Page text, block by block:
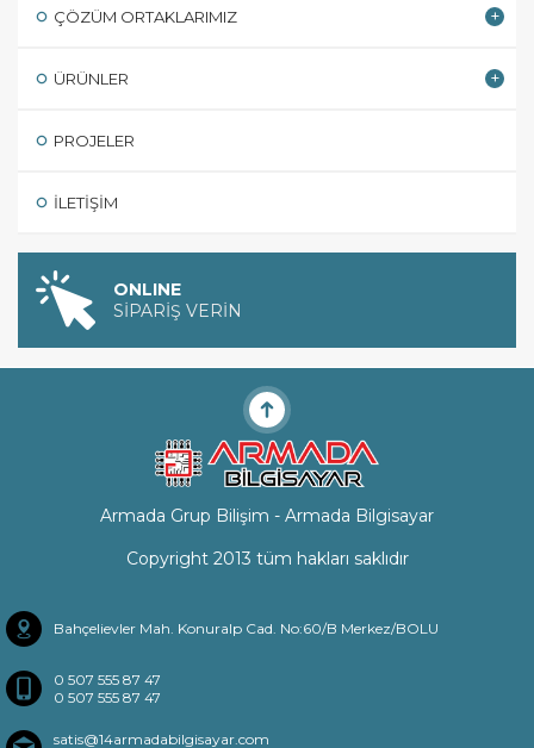
ÇÖZÜM ORTAKLARIMIZ
ÜRÜNLER
PROJELER
İLETIŞIM
ONLINE
SİPARİŞ VERİN
Armada Grup Bilişim - Armada Bilgisayar
Copyright 2013 tüm hakları saklıdır
Bahçelievler Mah. Konuralp Cad. No:60/B Merkez/BOLU
0 507 555 87 47
0 507 555 87 47
satis@14armadabilgisayar.com